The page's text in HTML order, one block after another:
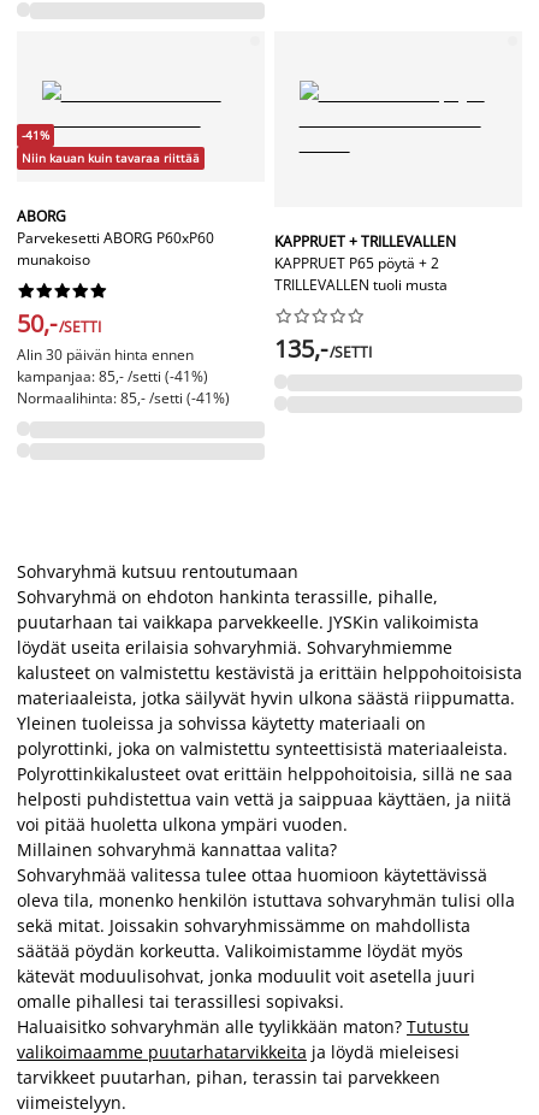
-41%
Niin kauan kuin tavaraa riittää
ABORG
Parvekesetti ABORG P60xP60
munakoiso






50,-/SETTI
Alin 30 päivän hinta ennen
kampanjaa: 85,- /setti (-41%)
Normaalihinta: 85,- /setti (-41%)
KAPPRUET + TRILLEVALLEN
KAPPRUET P65 pöytä + 2
TRILLEVALLEN tuoli musta






135,-/SETTI
Sohvaryhmä kutsuu rentoutumaan
Sohvaryhmä on ehdoton hankinta terassille, pihalle,
puutarhaan tai vaikkapa parvekkeelle. JYSKin valikoimista
löydät useita erilaisia sohvaryhmiä. Sohvaryhmiemme
kalusteet on valmistettu kestävistä ja erittäin helppohoitoisista
materiaaleista, jotka säilyvät hyvin ulkona säästä riippumatta.
Yleinen tuoleissa ja sohvissa käytetty materiaali on
polyrottinki, joka on valmistettu synteettisistä materiaaleista.
Polyrottinkikalusteet ovat erittäin helppohoitoisia, sillä ne saa
helposti puhdistettua vain vettä ja saippuaa käyttäen, ja niitä
voi pitää huoletta ulkona ympäri vuoden.
Millainen sohvaryhmä kannattaa valita?
Sohvaryhmää valitessa tulee ottaa huomioon käytettävissä
oleva tila, monenko henkilön istuttava sohvaryhmän tulisi olla
sekä mitat. Joissakin sohvaryhmissämme on mahdollista
säätää pöydän korkeutta. Valikoimistamme löydät myös
kätevät moduulisohvat, jonka moduulit voit asetella juuri
omalle pihallesi tai terassillesi sopivaksi.
Haluaisitko sohvaryhmän alle tyylikkään maton? Tutustu
valikoimaamme puutarhatarvikkeita ja löydä mieleisesi
tarvikkeet puutarhan, pihan, terassin tai parvekkeen
viimeistelyyn.